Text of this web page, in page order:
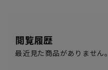
閲覧履歴
最近見た商品がありません。